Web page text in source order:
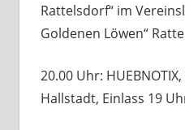
Rattelsdorf“ im
Goldenen Löwen“
20.00 Uhr:
Hallstadt, Einlass 19